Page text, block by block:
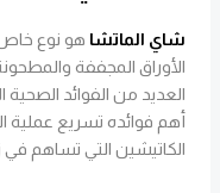
شاي الماتشا هو نوع
الأوراق المجففة
العديد من الفوائد الصحية
أهم فوائده تسريع عملية
الكاتيشين التي تساهم